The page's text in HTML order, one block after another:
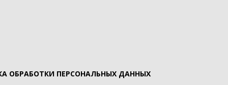
ОБРАБОТКИ ПЕРСОНАЛЬНЫХ ДАННЫХ